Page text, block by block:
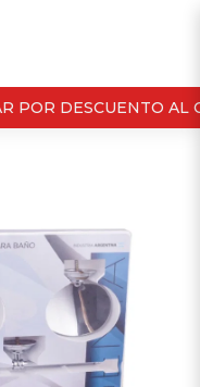
POR DESCUENTO AL